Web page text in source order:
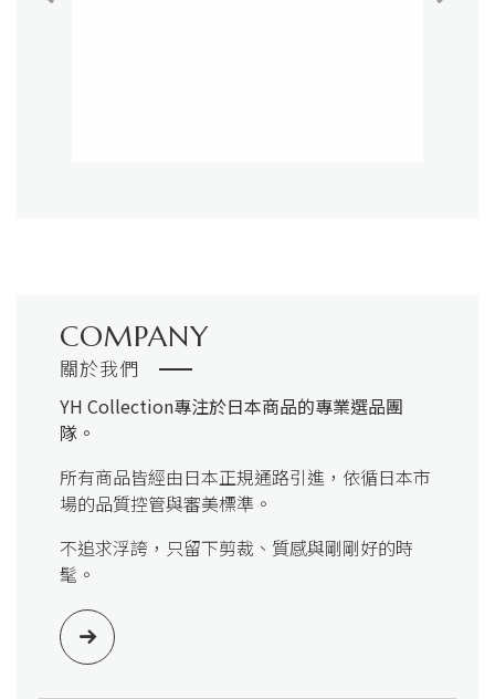
COMPANY
關於我們
YH Collection專注於日本商品的專業選品團
隊。
所有商品皆經由日本正規通路引進，依循日本市
場的品質控管與審美標準。
不追求浮誇，只留下剪裁、質感與剛剛好的時
髦。